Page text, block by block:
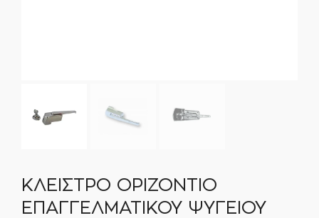
ΚΛΕΙΣΤΡΟ ΟΡΙΖΟΝΤΙΟ
ΕΠΑΓΓΕΛΜΑΤΙΚΟΥ ΨΥΓΕΙΟΥ